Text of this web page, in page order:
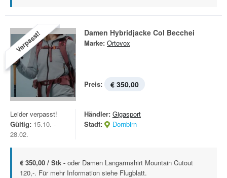
Verpasst! Damen Hybridjacke Col Becchei
Marke: Ortovox
Preis: € 350,00
Leider verpasst!
Gültig: 15.10. -
28.02.
Händler: Gigasport
Stadt:
Dornbirn
€ 350,00 / Stk - oder Damen Langarmshirt Mountain Cutout
120,-. Für mehr Information siehe Flugblatt.